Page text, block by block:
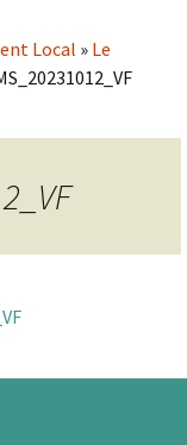
Local » Le